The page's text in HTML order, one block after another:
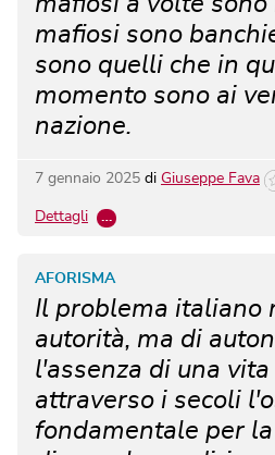
mafiosi sono
sono quelli che in
momento sono ai
nazione.
7 gennaio 2025 di Giuseppe Fava
Dettagli …
Il problema italiano
autorità, ma di
l'assenza di una
attraverso i secoli
fondamentale per
AFORISMA